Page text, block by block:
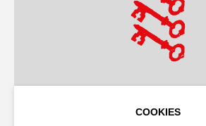
COOKIES